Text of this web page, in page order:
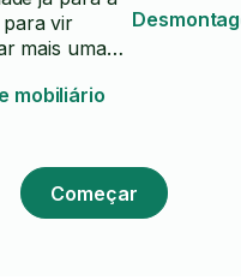
para vir
mais umas
mobiliário
Começar